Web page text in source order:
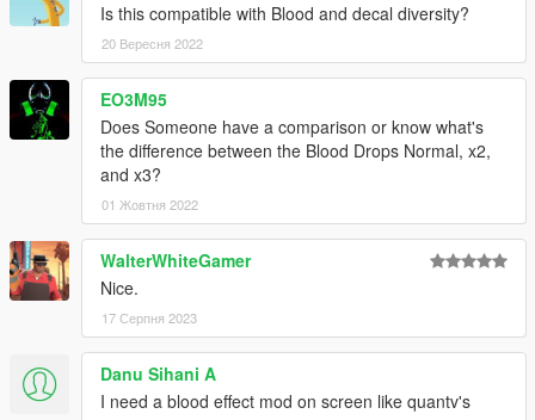
Is this compatible with Blood and decal diversity?
20 Вересня 2022
EO3M95
Does Someone have a comparison or know what's
the difference between the Blood Drops Normal, x2,
and x3?
01 Жовтня 2022
WalterWhiteGamer
Nice.
17 Серпня 2023
Danu Sihani A
I need a blood effect mod on screen like quantv's